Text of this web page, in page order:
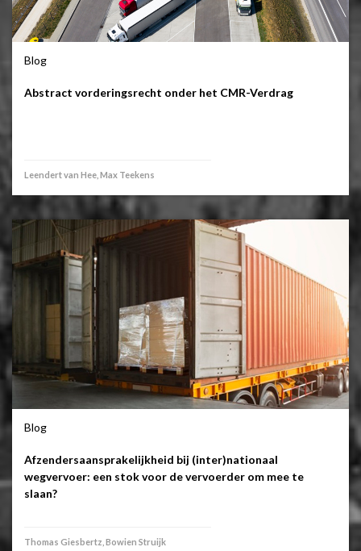
Blog
Abstract vorderingsrecht onder het CMR-Verdrag
Leendert van Hee, Max Teekens
Blog
Afzendersaansprakelijkheid bij (inter)nationaal
wegvervoer: een stok voor de vervoerder om mee te
slaan?
Thomas Giesbertz, Bowien Struijk